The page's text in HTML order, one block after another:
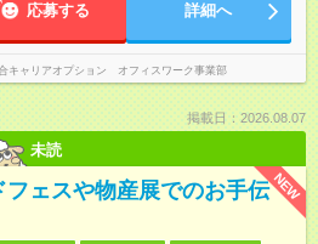
応募する 詳細へ
キャリアオプション オフィスワーク事業部
掲載日：2026.08.07
未読
NEW
フェスや物産展でのお手伝